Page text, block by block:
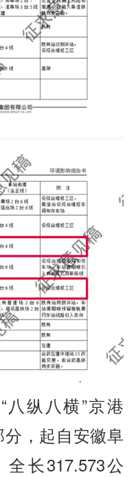
八纵八横”京港
，起自安徽阜
长317.573公